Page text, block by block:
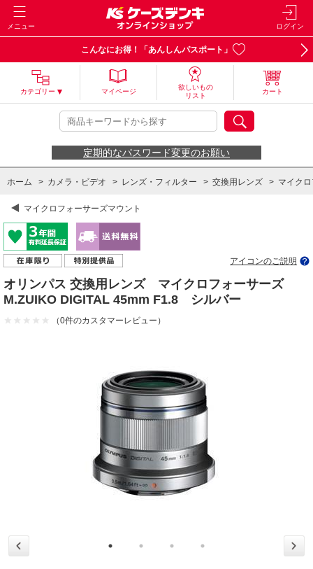
メニュー ログイン
こんなにお得！「あんしんパスポート」
カテゴリー マイページ
欲しいもの
リスト
カート
定期的なパスワード変更のお願い
ホーム > カメラ・ビデオ > レンズ・フィルター > 交換用レンズ > マイク
マイクロフォーサーズマウント
アイコンのご説明
オリンパス 交換用レンズ マイクロフォーサーズ
M.ZUIKO DIGITAL 45mm F1.8 シルバー
（0件のカスタマーレビュー）